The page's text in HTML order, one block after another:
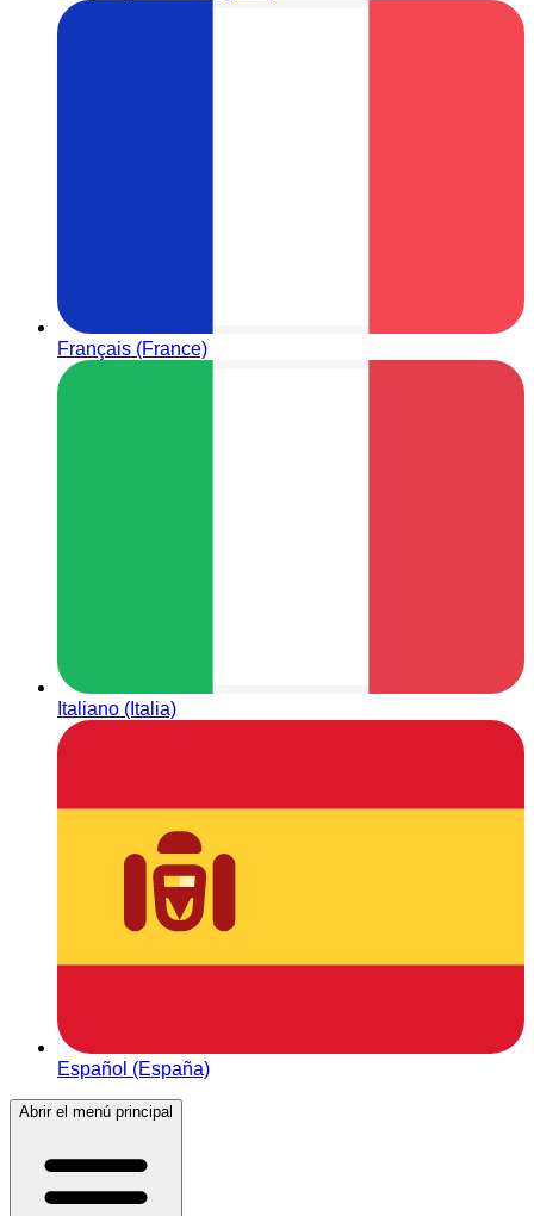
Français (France)
Italiano (Italia)
Español (España)
Abrir el menú principal